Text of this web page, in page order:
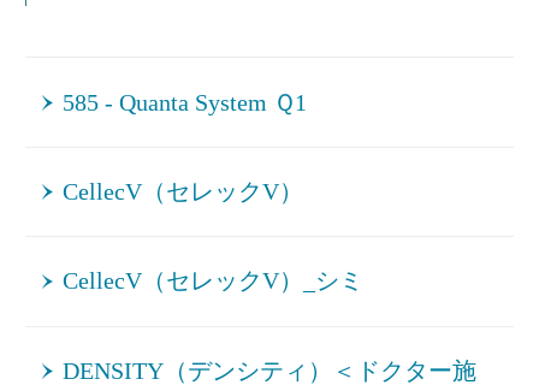
585 - Quanta System Ｑ1
CellecV（セレックV）
CellecV（セレックV）_シミ
DENSITY（デンシティ）＜ドクター施